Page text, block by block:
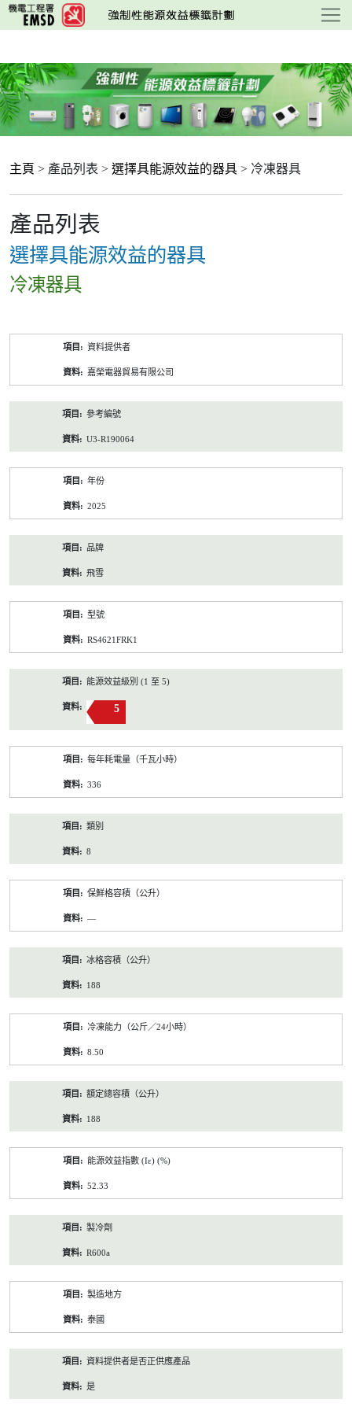
跳
至
要
內
容
主頁 > 產品列表 > 選擇具能源效益的器具 > 冷凍器具
產品列表
選擇具能源效益的器具
冷凍器具
資料提供者
嘉榮電器貿易有限公司
參考編號
U3-R190064
年份
2025
品牌
飛雪
型號
RS4621FRK1
能源效益級別 (1 至 5)
5
每年耗電量（千瓦小時）
336
類別
8
保鮮格容積（公升）
—
冰格容積（公升）
188
冷凍能力（公斤／24小時）
8.50
額定總容積（公升）
188
能源效益指數 (Iε) (%)
52.33
製冷劑
R600a
製造地方
泰國
資料提供者是否正供應產品
是